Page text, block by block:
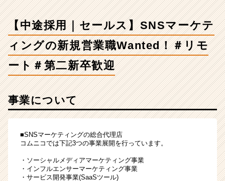
グ
の
新
規
営
＃
モ
ー
＃
第
【中途採用｜セールス】SNSマーケテ
ィングの新規営業職Wanted！＃リモ
ート＃第二新卒歓迎
事業について
■SNSマーケティングの総合代理店
コムニコでは下記3つの事業展開を行っています。
・ソーシャルメディアマーケティング事業
・インフルエンサーマーケティング事業
・サービス開発事業(SaaSツール)